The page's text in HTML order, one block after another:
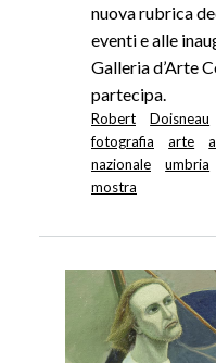
nuova rubrica
eventi e alle
Galleria d’Arte
partecipa.
Robert Doisneau
fotografia
arte
nazionale
umbria
mostra
Image